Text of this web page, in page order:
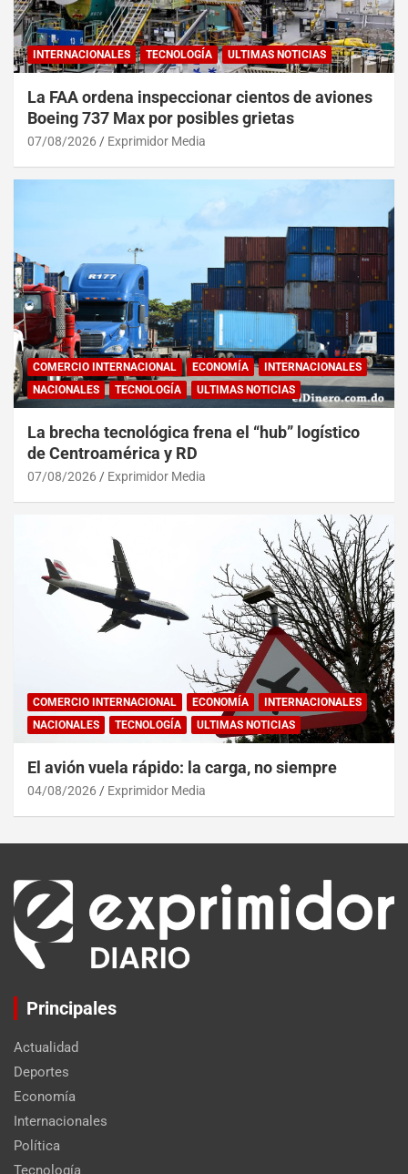
INTERNACIONALES TECNOLOGÍA ULTIMAS NOTICIAS
La FAA ordena inspeccionar cientos de aviones
Boeing 737 Max por posibles grietas
07/08/2026 Exprimidor Media
COMERCIO INTERNACIONAL ECONOMÍA
INTERNACIONALES
NACIONALES
TECNOLOGÍA ULTIMAS NOTICIAS
La brecha tecnológica frena el “hub” logístico
de Centroamérica y RD
07/08/2026 Exprimidor Media
COMERCIO INTERNACIONAL ECONOMÍA
INTERNACIONALES
NACIONALES
TECNOLOGÍA ULTIMAS NOTICIAS
El avión vuela rápido: la carga, no siempre
04/08/2026 Exprimidor Media
Principales
Actualidad
Deportes
Economía
Internacionales
Política
Tecnología